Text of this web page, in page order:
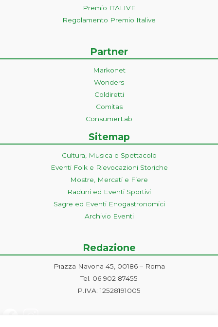
Premio ITALIVE
Regolamento Premio Italive
Partner
Markonet
Wonders
Coldiretti
Comitas
ConsumerLab
Sitemap
Cultura, Musica e Spettacolo
Eventi Folk e Rievocazioni Storiche
Mostre, Mercati e Fiere
Raduni ed Eventi Sportivi
Sagre ed Eventi Enogastronomici
Archivio Eventi
Redazione
Piazza Navona 45, 00186 – Roma
Tel. 06 902 87455
P.IVA: 12528191005